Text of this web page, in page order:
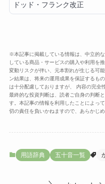
ドッド・フランク改正
※本記事に掲載している情報は、中立的
している商品・サービスの購入や利用を
変動リスクが伴い、元本割れが生じる可
ン結果は、将来の運用成果を保証するも
は十分配慮しておりますが、 内容の完全
最終的な投資判断は、読者ご自身の判断
す。本記事の情報を利用したことによっ
切の責任を負いかねますので、あらかじめ
用語辞典 五十音一覧